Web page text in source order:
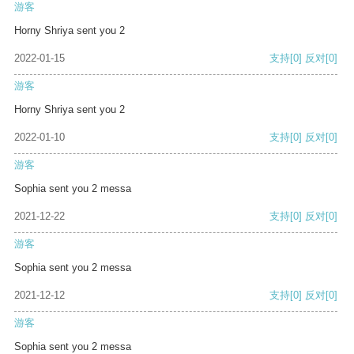
游客
Horny Shriya sent you 2
2022-01-15 支持[0] 反对[0]
游客
Horny Shriya sent you 2
2022-01-10 支持[0] 反对[0]
游客
Sophia sent you 2 messa
2021-12-22 支持[0] 反对[0]
游客
Sophia sent you 2 messa
2021-12-12 支持[0] 反对[0]
游客
Sophia sent you 2 messa